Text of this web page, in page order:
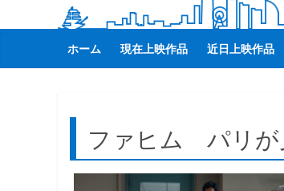
ス
ッ
浜
シ
ネ
マ
ホーム 現在上映作品 近日上映作品
ファヒム パリが